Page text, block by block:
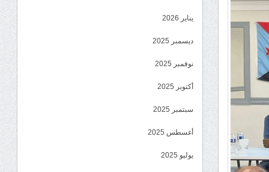
يناير 2026
ديسمبر 2025
نوفمبر 2025
أكتوبر 2025
سبتمبر 2025
أغسطس 2025
يوليو 2025